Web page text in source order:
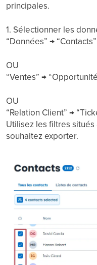
principales.
1. Sélectionner les
“Données” →
OU
“Ventes” →
OU
“Relation Client” →
Utilisez les filtres
souhaitez exporter.